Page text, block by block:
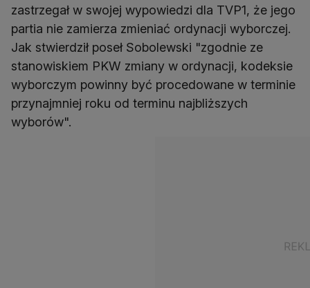
zastrzegał w swojej wypowiedzi dla TVP1, że jego
partia nie zamierza zmieniać ordynacji wyborczej.
Jak stwierdził poseł Sobolewski "zgodnie ze
stanowiskiem PKW zmiany w ordynacji, kodeksie
wyborczym powinny być procedowane w terminie
przynajmniej roku od terminu najbliższych
wyborów".